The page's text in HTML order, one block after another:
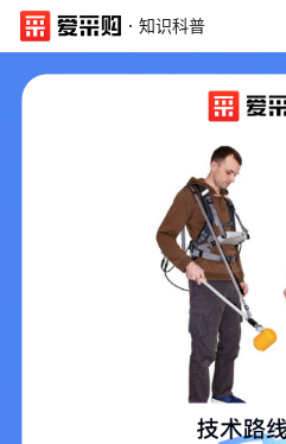
· 知识科普